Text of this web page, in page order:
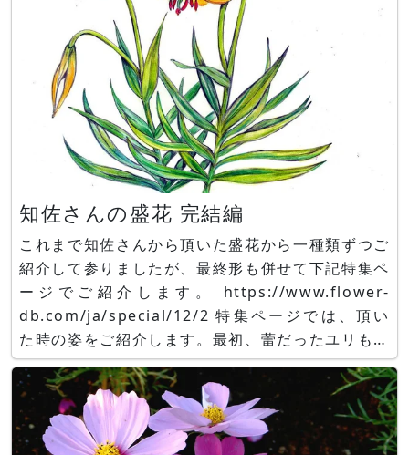
知佐さんの盛花 完結編
これまで知佐さんから頂いた盛花から一種類ずつご
紹介して参りましたが、最終形も併せて下記特集ペ
ージでご紹介します。 https://www.flower-
db.com/ja/special/12/2 特集ページでは、頂い
た時の姿をご紹介します。最初、蕾だったユリも２
輪咲き、盛り花は全て無事咲き終えました。素敵な
誕生祝、ありがとうございました。本年も良い年と
なるよう全力で頑張ります！引続き宜しくお願